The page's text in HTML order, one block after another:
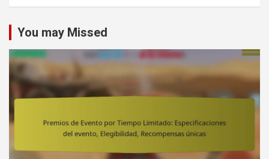
You may Missed